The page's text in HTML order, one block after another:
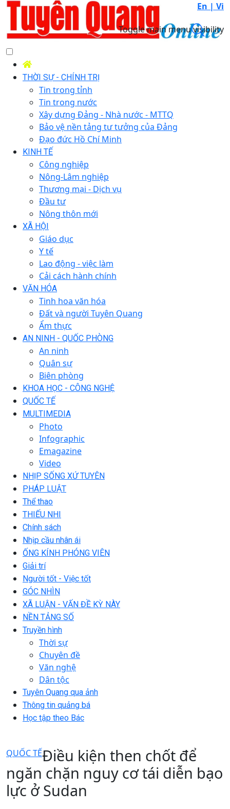
En | Vi
Toggle main menu visibility
THỜI SỰ - CHÍNH TRỊ
Tin trong tỉnh
Tin trong nước
Xây dựng Đảng - Nhà nước - MTTQ
Bảo vệ nền tảng tư tưởng của Đảng
Đạo đức Hồ Chí Minh
KINH TẾ
Công nghiệp
Nông-Lâm nghiệp
Thương mại - Dịch vụ
Đầu tư
Nông thôn mới
XÃ HỘI
Giáo dục
Y tế
Lao động - việc làm
Cải cách hành chính
VĂN HÓA
Tinh hoa văn hóa
Đất và người Tuyên Quang
Ẩm thực
AN NINH - QUỐC PHÒNG
An ninh
Quân sự
Biên phòng
KHOA HỌC - CÔNG NGHỆ
QUỐC TẾ
MULTIMEDIA
Photo
Infographic
Emagazine
Video
NHỊP SỐNG XỨ TUYÊN
PHÁP LUẬT
Thể thao
THIẾU NHI
Chính sách
Nhịp cầu nhân ái
ỐNG KÍNH PHÓNG VIÊN
Giải trí
Người tốt - Việc tốt
GÓC NHÌN
XÃ LUẬN - VẤN ĐỀ KỲ NÀY
NỀN TẢNG SỐ
Truyền hình
Thời sự
Chuyên đề
Văn nghệ
Dân tộc
Tuyên Quang qua ảnh
Thông tin quảng bá
Học tập theo Bác
QUỐC TẾĐiều kiện then chốt để
ngăn chặn nguy cơ tái diễn bạo
lực ở Sudan